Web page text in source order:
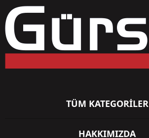
TÜM KATEGORİLER
HAKKIMIZDA